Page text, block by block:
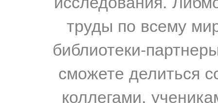
труды по всему
библиотеки-
сможете делиться
коллегами,